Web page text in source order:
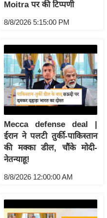
Moitra पर की टिप्पणी
8/8/2026 5:15:00 PM
Mecca defense deal |
ईरान ने पलटी तुर्की-पाकिस्तान
की मक्का डील, चौंके मोदी-
नेतन्याहू!
8/8/2026 12:00:00 AM